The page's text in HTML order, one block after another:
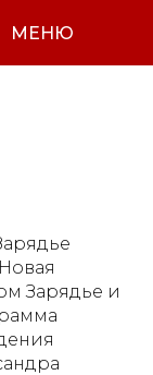
МЕНЮ
Зарядье и